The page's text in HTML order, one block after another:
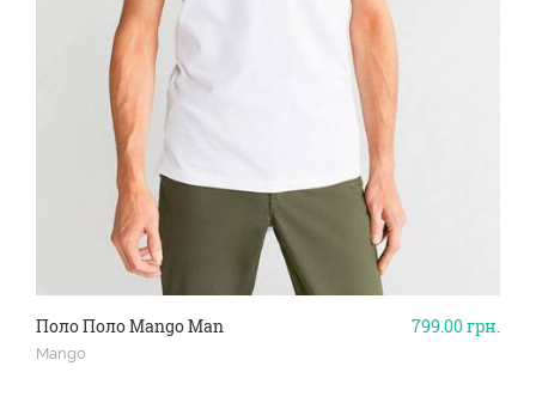
799.00грн.
Поло Поло Mango Man
Mango